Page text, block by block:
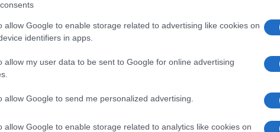
allow Google to enable storage related to advertising like cookies on
identifiers in apps.
allow my user data to be sent to Google for online advertising
allow Google to send me personalized advertising.
allow Google to enable storage related to analytics like cookies on